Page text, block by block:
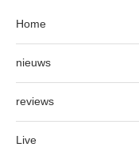
Home
nieuws
reviews
Live